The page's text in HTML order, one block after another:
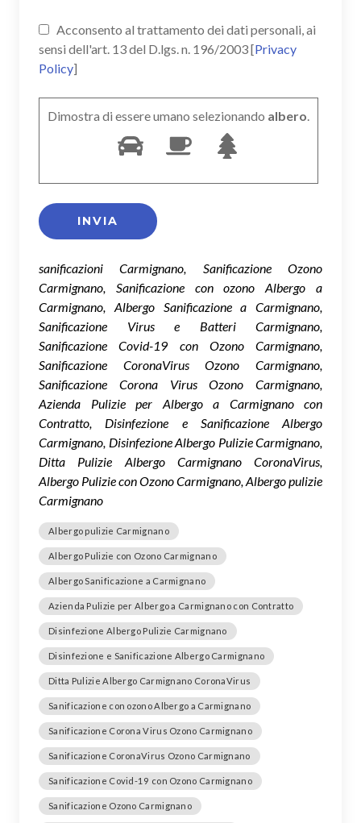
Acconsento al trattamento dei dati personali, ai
sensi dell'art. 13 del D.lgs. n. 196/2003 [Privacy
Policy]
Dimostra di essere umano selezionando albero.
sanificazioni Carmignano, Sanificazione Ozono
Carmignano, Sanificazione con ozono Albergo a
Carmignano, Albergo Sanificazione a Carmignano,
Sanificazione Virus e Batteri Carmignano,
Sanificazione Covid-19 con Ozono Carmignano,
Sanificazione CoronaVirus Ozono Carmignano,
Sanificazione Corona Virus Ozono Carmignano,
Azienda Pulizie per Albergo a Carmignano con
Contratto, Disinfezione e Sanificazione Albergo
Carmignano, Disinfezione Albergo Pulizie Carmignano,
Ditta Pulizie Albergo Carmignano CoronaVirus,
Albergo Pulizie con Ozono Carmignano, Albergo pulizie
Carmignano
Albergo pulizie Carmignano
Albergo Pulizie con Ozono Carmignano
Albergo Sanificazione a Carmignano
Azienda Pulizie per Albergo a Carmignano con Contratto
Disinfezione Albergo Pulizie Carmignano
Disinfezione e Sanificazione Albergo Carmignano
Ditta Pulizie Albergo Carmignano CoronaVirus
Sanificazione con ozono Albergo a Carmignano
Sanificazione Corona Virus Ozono Carmignano
Sanificazione CoronaVirus Ozono Carmignano
Sanificazione Covid-19 con Ozono Carmignano
Sanificazione Ozono Carmignano